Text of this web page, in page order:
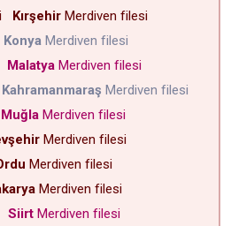
Kırşehir Merdiven filesi
Konya Merdiven filesi
Malatya Merdiven filesi
Kahramanmaraş Merdiven filesi
Muğla Merdiven filesi
Merdiven filesi
Merdiven filesi
Merdiven filesi
Siirt Merdiven filesi